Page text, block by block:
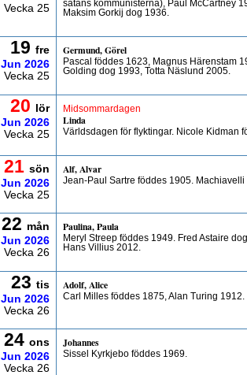
Vecka 25
satans kommunisterna), Paul McCartney
Maksim Gorkij dog 1936.
19 fre
Jun 2026
Vecka 25
Germund, Görel
Pascal föddes 1623, Magnus Härenstam
Golding dog 1993, Totta Näslund 2005.
20
lör
Jun 2026
Vecka 25
Midsommardagen
Linda
Världsdagen för flyktingar. Nicole Kidman
21 sön
Jun 2026
Vecka 25
Alf, Alvar
Jean-Paul Sartre föddes 1905. Machiavelli
22 mån
Jun 2026
Vecka 26
Paulina, Paula
Meryl Streep föddes 1949. Fred Astaire
Hans Villius 2012.
23 tis
Jun 2026
Vecka 26
Adolf, Alice
Carl Milles föddes 1875, Alan Turing
24 ons
Jun 2026
Vecka 26
Johannes
Sissel Kyrkjebo föddes 1969.